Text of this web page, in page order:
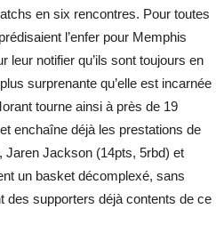
en six rencontres. Pour toutes
l’enfer pour Memphis
leur notifier qu’ils sont toujours en
surprenante qu’elle est incarnée
tourne ainsi à près de 19
enchaîne déjà les prestations de
Jaren Jackson (14pts, 5rbd) et
un basket décomplexé, sans
des supporters déjà contents de ce